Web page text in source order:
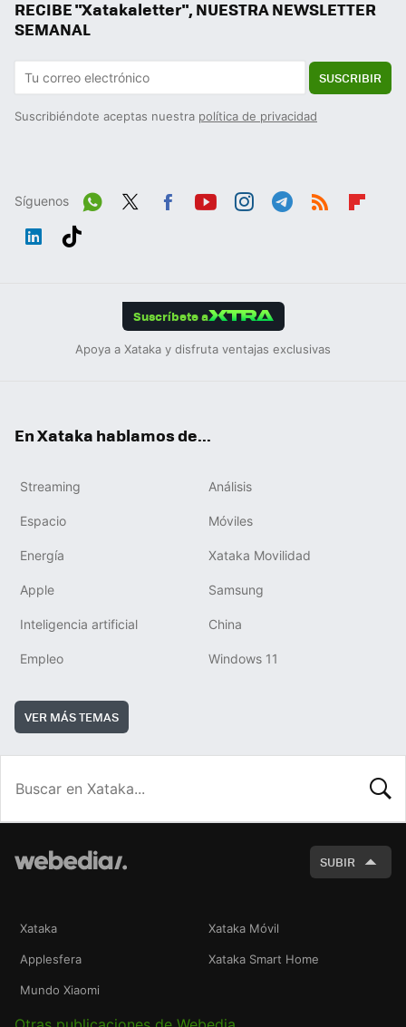
RECIBE "Xatakaletter", NUESTRA NEWSLETTER
SEMANAL
SUSCRIBIR
Suscribiéndote aceptas nuestra política de privacidad
Síguenos
Wh
Suscríbete a
Apoya a Xataka y disfruta ventajas exclusivas
En Xataka hablamos de...
Streaming Análisis
Espacio Móviles
Energía Xataka Movilidad
Apple Samsung
Inteligencia artificial China
Empleo Windows 11
VER MÁS TEMAS
SUBIR
Xataka Xataka Móvil
Applesfera Xataka Smart Home
Mundo Xiaomi